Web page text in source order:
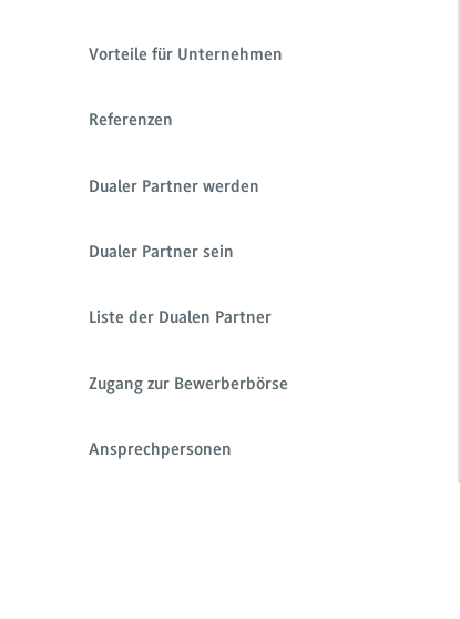
Vorteile für Unternehmen
Referenzen
Dualer Partner werden
Dualer Partner sein
Liste der Dualen Partner
Zugang zur Bewerberbörse
Ansprechpersonen